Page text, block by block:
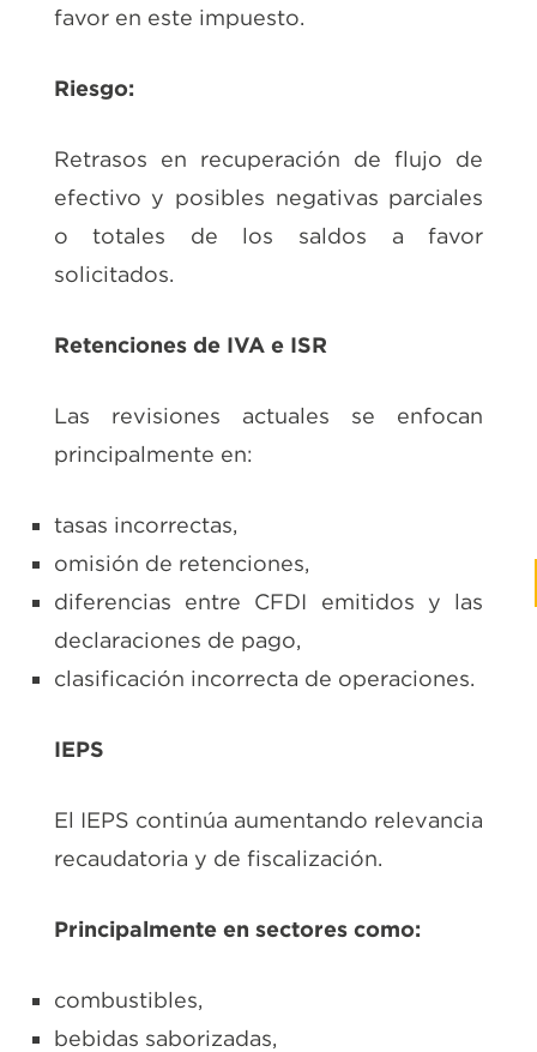
favor en este impuesto.
Riesgo:
Retrasos en recuperación de flujo de
efectivo y posibles negativas parciales
o totales de los saldos a favor
solicitados.
Retenciones de IVA e ISR
Las revisiones actuales se enfocan
principalmente en:
tasas incorrectas,
omisión de retenciones,
diferencias entre CFDI emitidos y las
declaraciones de pago,
clasificación incorrecta de operaciones.
IEPS
El IEPS continúa aumentando relevancia
recaudatoria y de fiscalización.
Principalmente en sectores como:
combustibles,
bebidas saborizadas,